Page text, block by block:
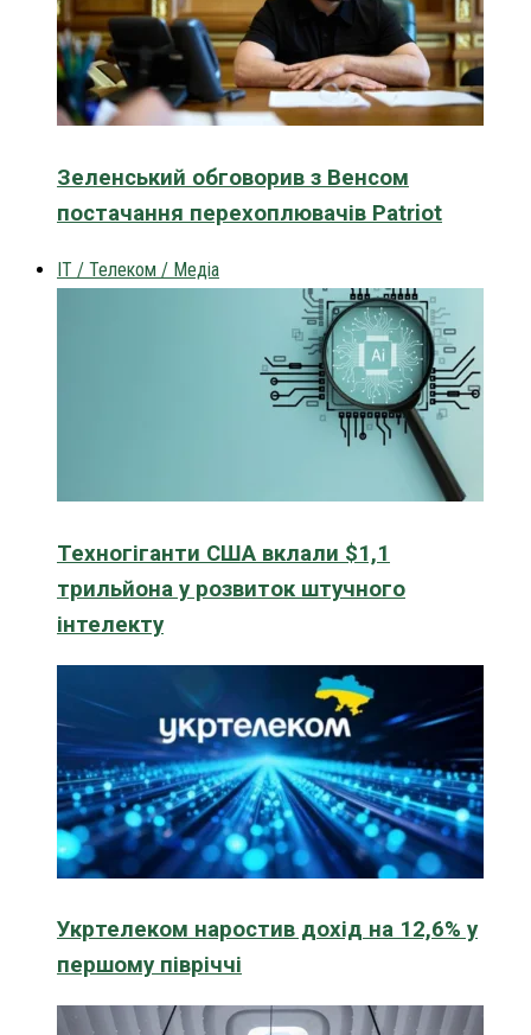
Зеленський обговорив з Венсом
постачання перехоплювачів Patriot
IT / Телеком / Медіа
Техногіганти США вклали $1,1
трильйона у розвиток штучного
інтелекту
Укртелеком наростив дохід на 12,6% у
першому півріччі